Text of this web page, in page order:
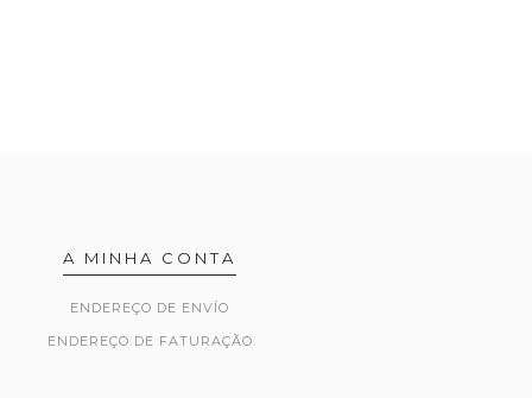
A MINHA CONTA
ENDEREÇO DE ENVÍO
ENDEREÇO DE FATURAÇÃO